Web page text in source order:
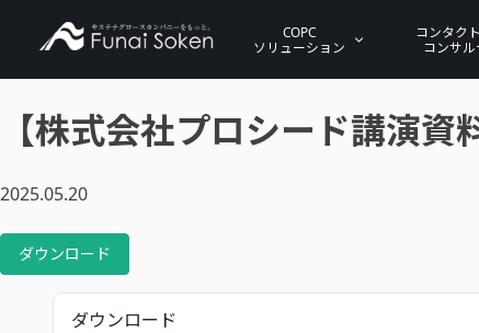
COPC
ソリューション
コンタク
コンサル
【株式会社プロシード講演
2025.05.20
ダウンロード
ダウンロード